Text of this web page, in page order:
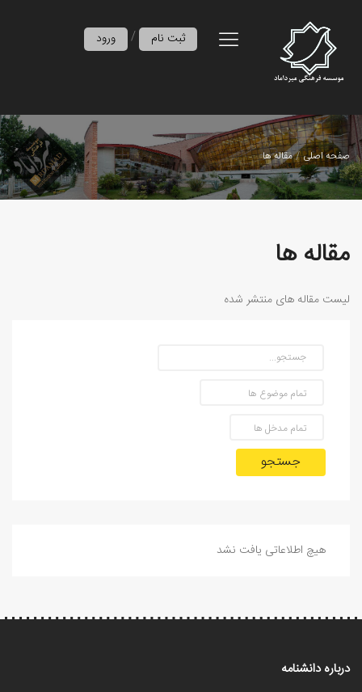
ورود / ثبت نام
صفحه اصلی مقاله ها
مقاله ها
لیست مقاله های منتشر شده
جستجو
هیچ اطلاعاتی یافت نشد
درباره دانشنامه